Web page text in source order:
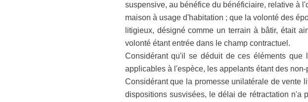
suspensive, au bénéfice du bénéficiaire, relative à
maison à usage d'habitation ; que la volonté des
litigieux, désigné comme un terrain à bâtir, était
volonté étant entrée dans le champ contractuel.
Considérant qu'il se déduit de ces éléments
applicables à l'espèce, les appelants étant des
Considérant que la promesse unilatérale de vente
dispositions susvisées, le délai de rétractation n'a